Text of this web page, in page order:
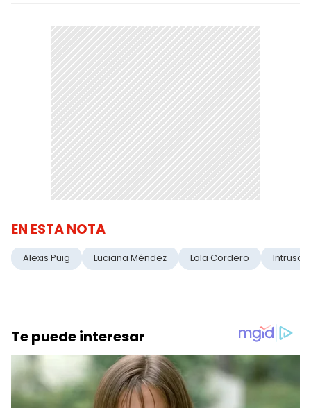
EN ESTA NOTA
Alexis Puig Luciana Méndez Lola Cordero Intrusos